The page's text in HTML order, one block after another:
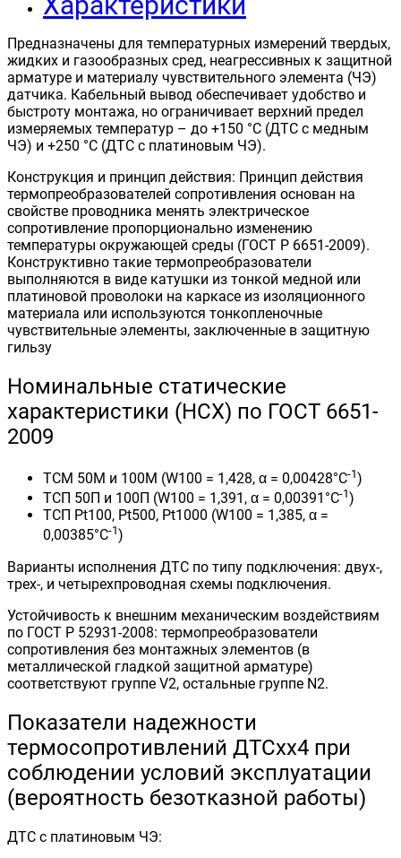
Предназначены для температурных измерений твердых,
жидких и газообразных сред, неагрессивных к защитной
арматуре и материалу чувствительного элемента (ЧЭ)
датчика. Кабельный вывод обеспечивает удобство и
быстроту монтажа, но ограничивает верхний предел
измеряемых температур – до +150 °С (ДТС с медным
ЧЭ) и +250 °С (ДТС с платиновым ЧЭ).
Конструкция и принцип действия: Принцип действия
термопреобразователей сопротивления основан на
свойстве проводника менять электрическое
сопротивление пропорционально изменению
температуры окружающей среды (ГОСТ Р 6651-2009).
Конструктивно такие термопреобразователи
выполняются в виде катушки из тонкой медной или
платиновой проволоки на каркасе из изоляционного
материала или используются тонкопленочные
чувствительные элементы, заключенные в защитную
гильзу
Номинальные статические
характеристики (НСХ) по ГОСТ 6651-
2009
ТСМ 50М и 100М (W100 = 1,428, α = 0,00428°С-1)
ТСП 50П и 100П (W100 = 1,391, α = 0,00391°С-1)
ТСП Pt100, Pt500, Pt1000 (W100 = 1,385, α =
0,00385°С-1)
Варианты исполнения ДТС по типу подключения: двух-,
трех-, и четырехпроводная схемы подключения.
Устойчивость к внешним механическим воздействиям
по ГОСТ Р 52931-2008: термопреобразователи
сопротивления без монтажных элементов (в
металлической гладкой защитной арматуре)
соответствуют группе V2, остальные группе N2.
Показатели надежности
термосопротивлений ДТСхх4 при
соблюдении условий эксплуатации
(вероятность безотказной работы)
ДТС с платиновым ЧЭ: